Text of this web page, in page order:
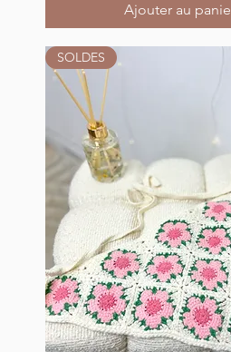
Ajouter au
SOLDES